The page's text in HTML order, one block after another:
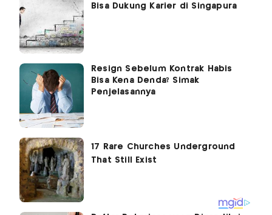
Bisa Dukung Karier di Singapura
Resign Sebelum Kontrak Habis
Bisa Kena Denda? Simak
Penjelasannya